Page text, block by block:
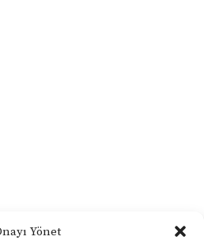
Yönet